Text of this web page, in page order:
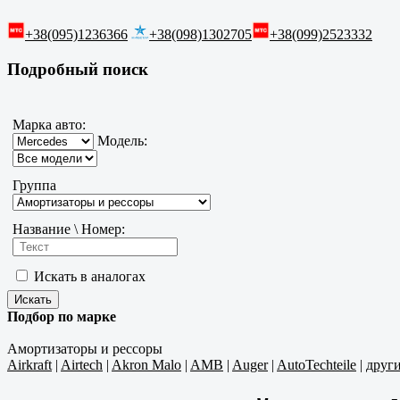
+38(095)1236366 +38(098)1302705 +38(099)2523332
Подробный поиск
Марка авто:
Модель:
Группа
Название \ Номер:
Искать в аналогах
Подбор по марке
Амортизаторы и рессоры
Airkraft| Airtech | Akron Malo | AMB | Auger| AutoTechteile |